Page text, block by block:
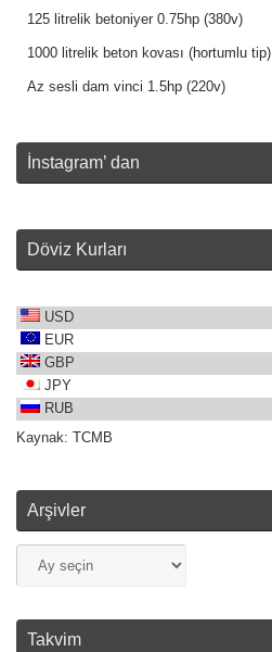
125 litrelik betoniyer 0.75hp (380v)
1000 litrelik beton kovası (hortumlu tip)
Az sesli dam vinci 1.5hp (220v)
İnstagram’ dan
Döviz Kurları
USD
EUR
GBP
JPY
RUB
Kaynak:
TCMB
Arşivler
Takvim